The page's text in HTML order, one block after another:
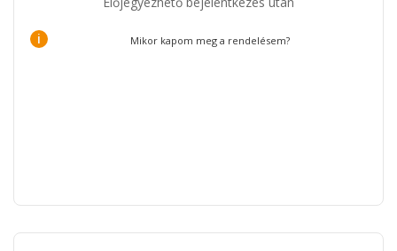
i Mikor kapom meg a rendelésem?